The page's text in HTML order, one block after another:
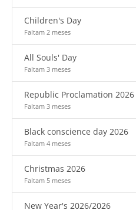
Children's Day
Faltam 2 meses
All Souls' Day
Faltam 3 meses
Republic Proclamation 2026
Faltam 3 meses
Black conscience day 2026
Faltam 4 meses
Christmas 2026
Faltam 5 meses
New Year's 2026/2026